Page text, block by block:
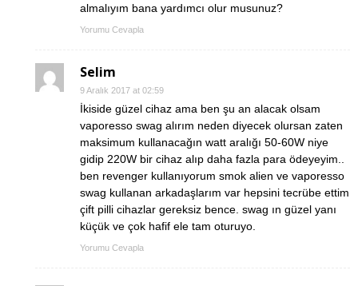
almalıyım bana yardımcı olur musunuz?
Yorumu Cevapla
Selim
9 Aralık 2017 at 02:59
İkiside güzel cihaz ama ben şu an alacak olsam
vaporesso swag alırım neden diyecek olursan zaten
maksimum kullanacağın watt aralığı 50-60W niye
gidip 220W bir cihaz alıp daha fazla para ödeyeyim..
ben revenger kullanıyorum smok alien ve vaporesso
swag kullanan arkadaşlarım var hepsini tecrübe ettim
çift pilli cihazlar gereksiz bence. swag ın güzel yanı
küçük ve çok hafif ele tam oturuyo.
Yorumu Cevapla